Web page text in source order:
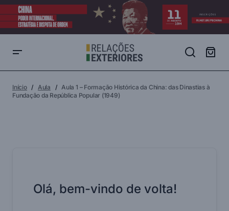
Início Aula
Aula 1 – Formação Histórica da China: das Dinastias à
Fundação da República Popular (1949)
Olá, bem-vindo de volta!